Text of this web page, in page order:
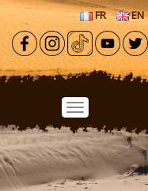
contenu principal
FR EN